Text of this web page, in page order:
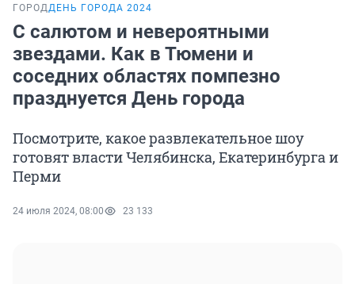
ГОРОДДЕНЬ ГОРОДА 2024
С салютом и невероятными
звездами. Как в Тюмени и
соседних областях помпезно
празднуется День города
Посмотрите, какое развлекательное шоу
готовят власти Челябинска, Екатеринбурга и
Перми
24 июля 2024, 08:00 23 133